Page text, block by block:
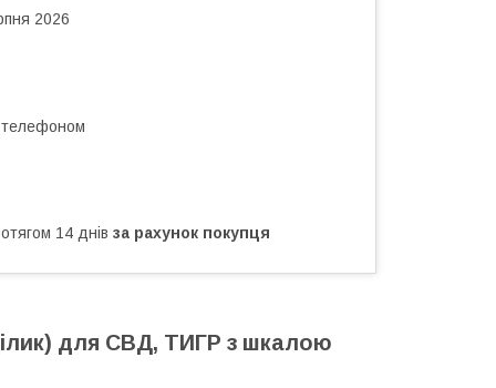
2026
телефоном
14 днів за рахунок покупця
для СВД, ТИГР з шкалою